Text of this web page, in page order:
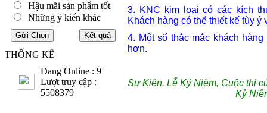
Hậu mãi sản phẩm tốt
Những ý kiến khác
THỐNG KÊ
Đang Online : 9
Lượt truy cập :
5508379
3. KNC kim loại có các kích
Khách hàng có thể thiết kế tùy
4. Một số thắc mắc khách
hơn.
Sự Kiện, Lễ Kỷ Niệm, Cuộc thi
Kỷ